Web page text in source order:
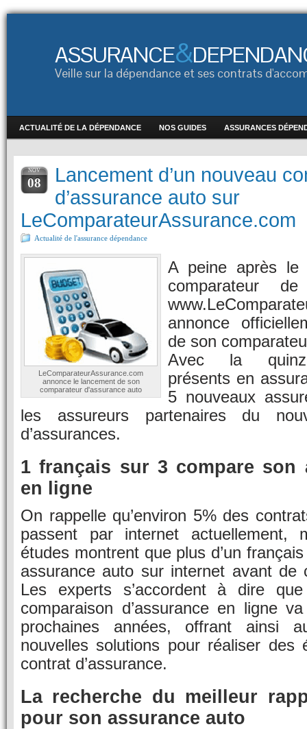
ASSURANCE&
Veille sur la dépendance et ses contrats
ACTUALITÉ DE LA DÉPENDANCE NOS GUIDES ASSURANCES
NOV
08
Lancement d’un nouveau
d’assurance auto sur
LeComparateurAssurance.com
Actualité de l'assurance dépendance
LeComparateurAssurance.com
annonce le lancement de son
comparateur d'assurance auto
A peine après le
comparateur
annonce
de son
Avec la
présents en
5 nouveaux
les assureurs partenaires du
d’assurances.
1 français sur 3 compare son
en ligne
On rappelle qu’environ 5% des
passent par internet actuellement,
études montrent que plus d’un
assurance auto sur internet avant de
Les experts s’accordent à dire
comparaison d’assurance en ligne
prochaines années, offrant ainsi
nouvelles solutions pour réaliser des
contrat d’assurance.
La recherche du meilleur
pour son assurance auto